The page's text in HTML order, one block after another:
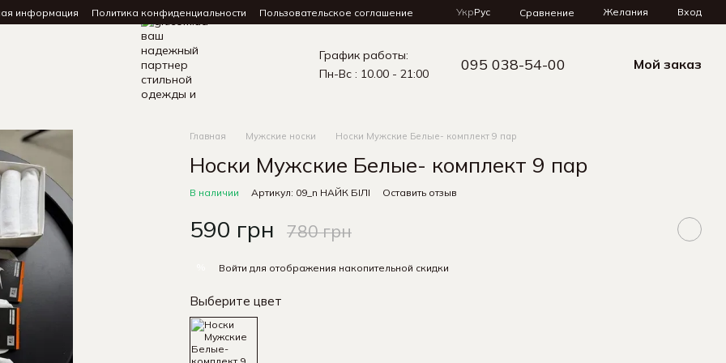
информация Политика конфиденциальности Пользовательское соглашение УкрРус Сравнение Желания Вход
График работы:
Пн-Вс : 10.00 - 21:00
095 038-54-00 Мой заказ
Главная Мужские носки Носки Мужские Белые- комплект 9 пар
Носки Мужские Белые- комплект 9 пар
В наличии Артикул: 09_n НАЙК БІЛІ Оставить отзыв
590 грн 780 грн
Войти для отображения накопительной скидки
Выберите цвет